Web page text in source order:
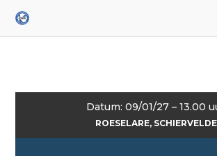
Datum: 09/01/27 – 13.00
ROESELARE, SCHIERVELDE